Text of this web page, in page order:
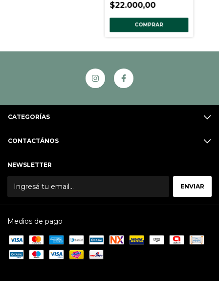
$22.000,00
COMPRAR
CATEGORÍAS
CONTACTÁNOS
NEWSLETTER
Medios de pago